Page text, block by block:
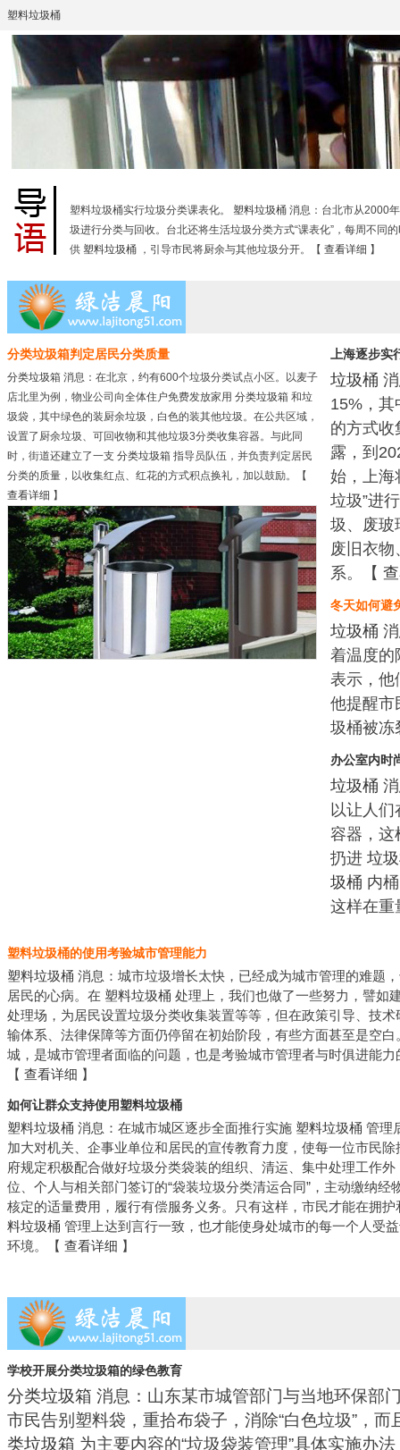
塑料垃圾桶
塑料垃圾桶实行垃圾分类课表化。 塑料垃圾桶 消息：台北市从2000
圾进行分类与回收。台北还将生活垃圾分类方式“课表化”，每周不
供 塑料垃圾桶 ，引导市民将厨余与其他垃圾分开。【 查看详细 】
分类垃圾箱判定居民分类质量
分类垃圾箱 消息：在北京，约有600个垃圾分类试点小区。以麦子
店北里为例，物业公司向全体住户免费发放家用 分类垃圾箱 和垃
圾袋，其中绿色的装厨余垃圾，白色的装其他垃圾。在公共区域，
设置了厨余垃圾、可回收物和其他垃圾3分类收集容器。与此同
时，街道还建立了一支 分类垃圾箱 指导员队伍，并负责判定居民
分类的质量，以收集红点、红花的方式积点换礼，加以鼓励。【
查看详细 】
上海逐步
垃圾桶
15%，其
的方式收
露，到
始，上海
垃圾”进
圾、废玻
废旧衣
系。【
冬天如何避
垃圾桶
着温度的
表示，
他提醒市
圾桶被
办公室内时
垃圾桶
以让人
容器，这
扔进 垃
圾桶 内
这样在
塑料垃圾桶的使用考验城市管理能力
塑料垃圾桶 消息：城市垃圾增长太快，已经成为城市管理的难题
居民的心病。在 塑料垃圾桶 处理上，我们也做了一些努力，譬如
处理场，为居民设置垃圾分类收集装置等等，但在政策引导、技术
输体系、法律保障等方面仍停留在初始阶段，有些方面甚至是空白
城，是城市管理者面临的问题，也是考验城市管理者与时俱进能力
【 查看详细 】
如何让群众支持使用塑料垃圾桶
塑料垃圾桶 消息：在城市城区逐步全面推行实施 塑料垃圾桶 管理
加大对机关、企事业单位和居民的宣传教育力度，使每一位市民除
府规定积极配合做好垃圾分类袋装的组织、清运、集中处理工作外
位、个人与相关部门签订的“袋装垃圾分类清运合同”，主动缴纳经
核定的适量费用，履行有偿服务义务。只有这样，市民才能在拥
料垃圾桶 管理上达到言行一致，也才能使身处城市的每一个人受
环境。【 查看详细 】
学校开展分类垃圾箱的绿色教育
分类垃圾箱 消息：山东某市城管部门与当地环保部
市民告别塑料袋，重拾布袋子，消除“白色垃圾”，
类垃圾箱 为主要内容的“垃圾袋装管理”具体实施办